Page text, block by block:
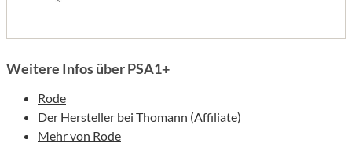
Weitere Infos über PSA1+
Rode
Der Hersteller bei Thomann (Affiliate)
Mehr von Rode